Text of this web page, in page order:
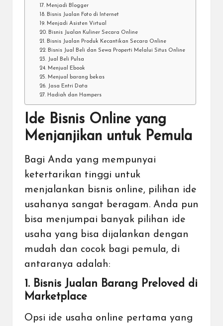
17. Menjadi Blogger
18. Bisnis Jualan Foto di Internet
19. Menjadi Asisten Virtual
20. Bisnis Jualan Kuliner Secara Online
21. Bisnis Jualan Produk Kecantikan Secara Online
22. Bisnis Jual Beli dan Sewa Properti Melalui Situs Online
23. Jual Beli Pulsa
24. Menjual Ebook
25. Menjual barang bekas
26. Jasa Entri Data
27. Hadiah dan Hampers
Ide Bisnis Online yang
Menjanjikan untuk Pemula
Bagi Anda yang mempunyai
ketertarikan tinggi untuk
menjalankan bisnis online, pilihan ide
usahanya sangat beragam. Anda pun
bisa menjumpai banyak pilihan ide
usaha yang bisa dijalankan dengan
mudah dan cocok bagi pemula, di
antaranya adalah:
1. Bisnis Jualan Barang Preloved di
Marketplace
Opsi ide usaha online pertama yang